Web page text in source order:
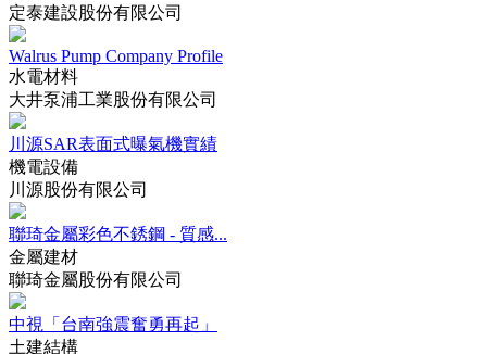
定泰建設股份有限公司
Walrus Pump Company Profile
水電材料
大井泵浦工業股份有限公司
川源SAR表面式曝氣機實績
機電設備
川源股份有限公司
聯琦金屬彩色不銹鋼 - 質感...
金屬建材
聯琦金屬股份有限公司
中視「台南強震奮勇再起」
土建結構